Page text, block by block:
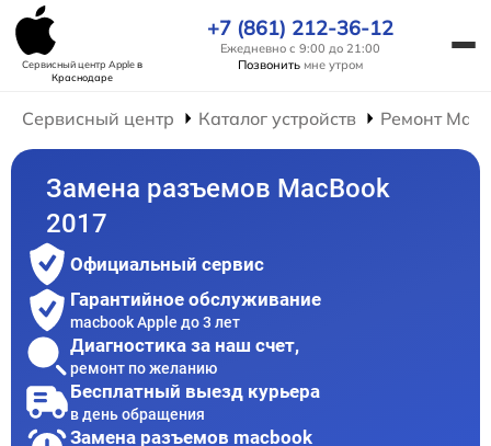
Сервисный центр Appleв
Краснодаре
+7 (861) 212-36-12
Ежедневно с 9:00 до 21:00
Позвонить мне утром
Сервисный центр Каталог устройств Ремонт
Замена разъемов MacBook
2017
Официальный сервис
Гарантийное обслуживание
macbook Apple до 3 лет
Диагностика за наш счет,
ремонт по желанию
Бесплатный выезд курьера
в день обращения
Замена разъемов macbook